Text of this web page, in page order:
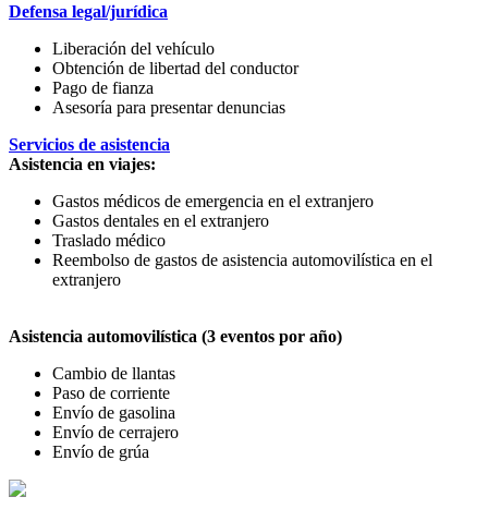
Defensa legal/jurídica
Liberación del vehículo
Obtención de libertad del conductor
Pago de fianza
Asesoría para presentar denuncias
Servicios de asistencia
Asistencia en viajes:
Gastos médicos de emergencia en el extranjero
Gastos dentales en el extranjero
Traslado médico
Reembolso de gastos de asistencia automovilística en el
extranjero
Asistencia automovilística (3 eventos por año)
Cambio de llantas
Paso de corriente
Envío de gasolina
Envío de cerrajero
Envío de grúa